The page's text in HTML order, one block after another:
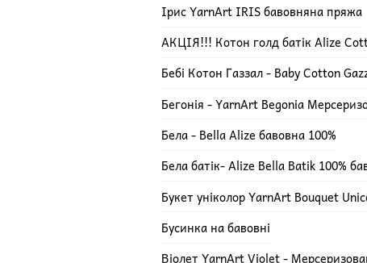
Ірис YarnArt IRIS бавовняна пряжа
АКЦІЯ!!! Котон голд батік Alize
Бебі Котон Газзал - Baby Cotton
Бегонія - YarnArt Begonia
Бела - Bella Alize бавовна 100%
Бела батік- Alize Bella Batik 100%
Букет уніколор YarnArt Bouquet
Бусинка на бавовні
Віолет YarnArt Violet -